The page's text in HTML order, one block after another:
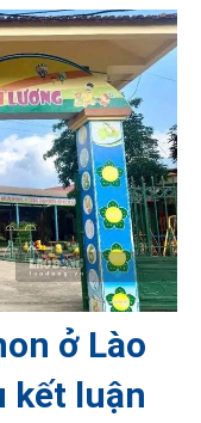
ở Lào
kết luận